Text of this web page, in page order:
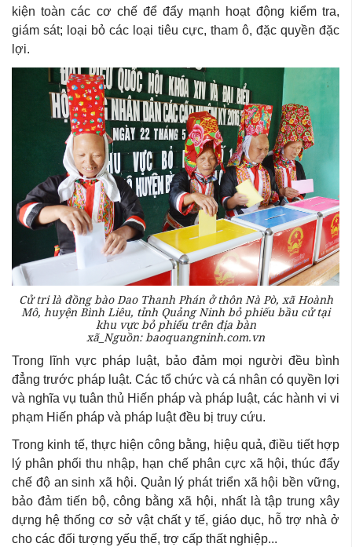
kiện toàn các cơ chế để đẩy mạnh hoạt động kiểm tra,
giám sát; loại bỏ các loại tiêu cực, tham ô, đặc quyền đặc
lợi.
Cử tri là đồng bào Dao Thanh Phán ở thôn Nà Pò, xã Hoành
Mô, huyện Bình Liêu, tỉnh Quảng Ninh bỏ phiếu bầu cử tại
khu vực bỏ phiếu trên địa bàn
xã_Nguồn: baoquangninh.com.vn
Trong lĩnh vực pháp luật, bảo đảm mọi người đều bình
đẳng trước pháp luật. Các tổ chức và cá nhân có quyền lợi
và nghĩa vụ tuân thủ Hiến pháp và pháp luật, các hành vi vi
phạm Hiến pháp và pháp luật đều bị truy cứu.
Trong kinh tế, thực hiện công bằng, hiệu quả, điều tiết hợp
lý phân phối thu nhập, hạn chế phân cực xã hội, thúc đẩy
chế độ an sinh xã hội. Quản lý phát triển xã hội bền vững,
bảo đảm tiến bộ, công bằng xã hội, nhất là tập trung xây
dựng hệ thống cơ sở vật chất y tế, giáo dục, hỗ trợ nhà ở
cho các đối tượng yếu thế, trợ cấp thất nghiệp...